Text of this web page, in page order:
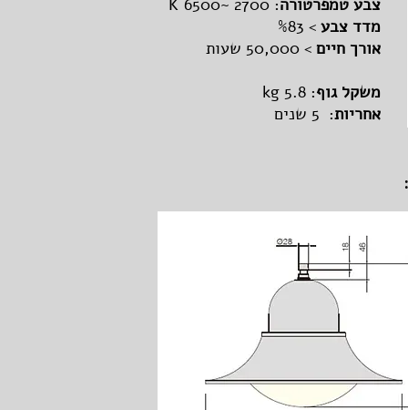
צבע טמפרטורה: 2700 ~K 6500
מדד צבע > %83
אורך חיים > 50,000 שעות
משקל גוף: kg 5.8
אחריות: 5 שנים